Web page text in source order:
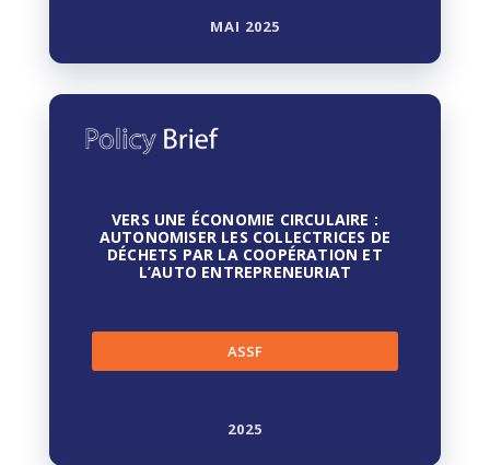
MAI 2025
VERS UNE ÉCONOMIE CIRCULAIRE :
AUTONOMISER LES COLLECTRICES DE
DÉCHETS PAR LA COOPÉRATION ET
L’AUTO ENTREPRENEURIAT
ASSF
2025